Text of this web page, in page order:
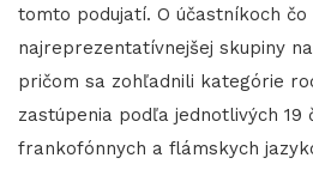
tomto podujatí. O účastníkoch čo
najreprezentatívnejšej skupiny
pričom sa zohľadnili kategórie
zastúpenia podľa jednotlivých 19
frankofónnych a flámskych